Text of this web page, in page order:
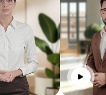
انقر للتشغيل